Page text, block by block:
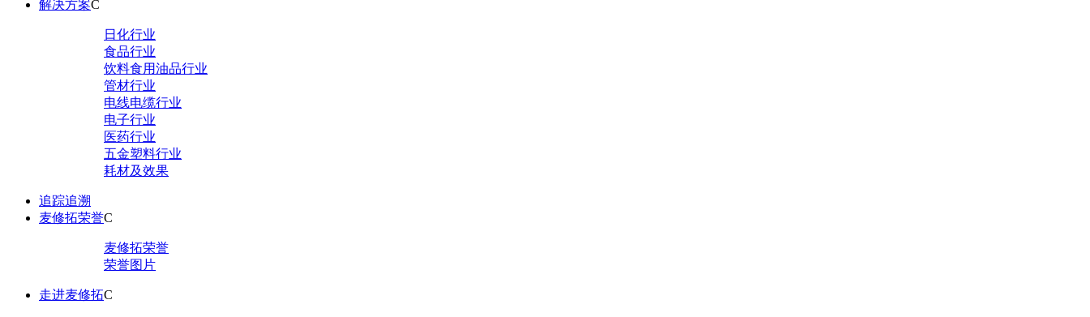
解决方案C
日化行业
食品行业
饮料食用油品行业
管材行业
电线电缆行业
电子行业
医药行业
五金塑料行业
耗材及效果
追踪追溯
麦修拓荣誉C
麦修拓荣誉
荣誉图片
走进麦修拓C